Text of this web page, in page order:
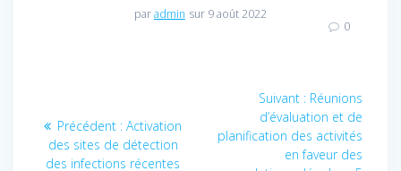
paradmin sur 9 août 2022
0
Précédent : Article
précédent
Activation
des sites de détection
des infections récentes
Suivant : Article
suivant
:
Réunions
d’évaluation et de
planification des activités
en faveur des